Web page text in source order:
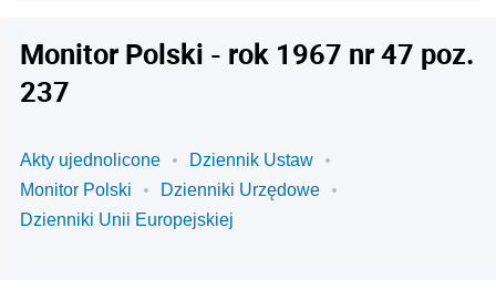
Monitor Polski - rok 1967 nr 47 poz.
237
Akty ujednolicone
Dziennik Ustaw
Monitor Polski
Dzienniki Urzędowe
Dzienniki Unii Europejskiej